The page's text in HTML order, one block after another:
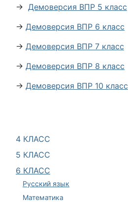
4 КЛАСС
5 КЛАСС
6 КЛАСС
Русский язык
Математика
→ Демоверсия ВПР 5 класс
→ Демоверсия ВПР 6 класс
→ Демоверсия ВПР 7 класс
→ Демоверсия ВПР 8 класс
→ Демоверсия ВПР 10 класс